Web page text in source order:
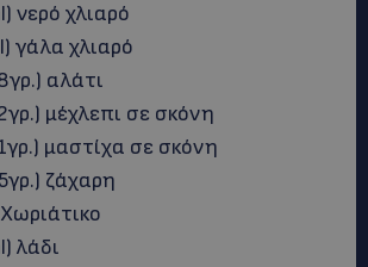
νερό χλιαρό
γάλα χλιαρό
αλάτι
μέχλεπι σε σκόνη
μαστίχα σε σκόνη
ζάχαρη
λάδι